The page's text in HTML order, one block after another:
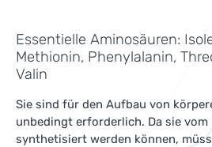
Essentielle Aminosäuren:
Methionin, Phenylalanin,
Valin
Sie sind für den Aufbau von
unbedingt erforderlich. Da sie
synthetisiert werden können,